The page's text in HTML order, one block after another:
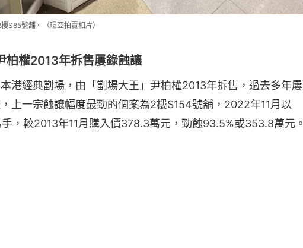
S85號舖。（環亞拍賣相片）
柏權2013年拆售屢錄蝕讓
港經典劏場，由「劏場大王」尹柏權2013年拆售，過去多年屢
上一宗蝕讓幅度最勁的個案為2樓S154號舖，2022年11月以
，較2013年11月購入價378.3萬元，勁蝕93.5%或353.8萬元。